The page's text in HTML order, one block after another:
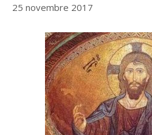
25 novembre 2017